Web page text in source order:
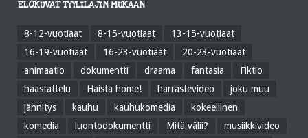
ELOKUVAT TYYLILAJIN MUKAAN
8-12-vuotiaat 8-15-vuotiaat
13-15-vuotiaat
16-19-vuotiaat
16-23-vuotiaat
20-23-vuotiaat
animaatio
dokumentti draama fantasia
Fiktio
haastattelu
Haista home! harrastevideo
joku muu
jännitys
kauhu kauhukomedia
kokeellinen
komedia
luontodokumentti Mitä välii?
musiikkivideo